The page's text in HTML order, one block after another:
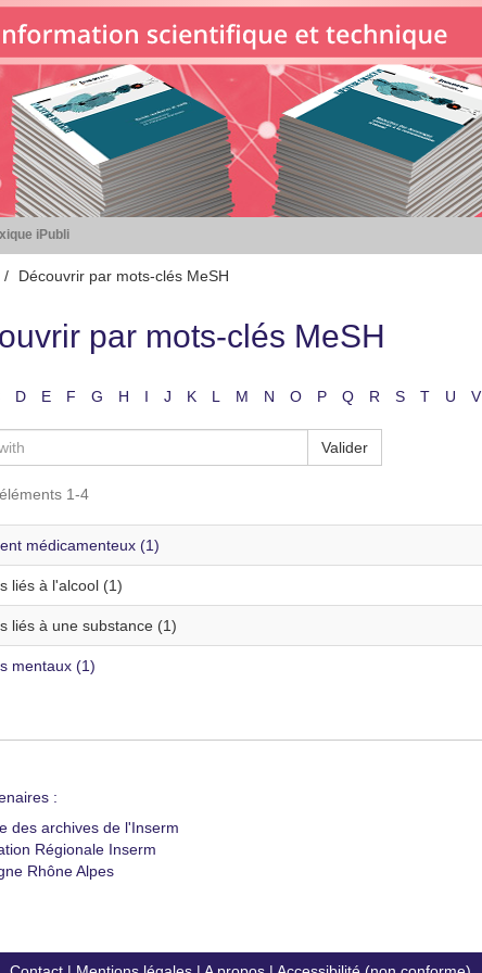
iPubli
Découvrir par mots-clés MeSH
par mots-clés MeSH
D E F G H I J K L M N O P Q R S T U V
Valider
1-4
médicamenteux (1)
liés à l'alcool (1)
liés à une substance (1)
mentaux (1)
:
des archives de l'Inserm
Régionale Inserm
Rhône Alpes